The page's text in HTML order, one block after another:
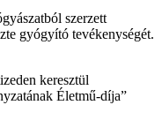
szerzett
gyógyító tevékenységét.
keresztül
Életmű-díja”